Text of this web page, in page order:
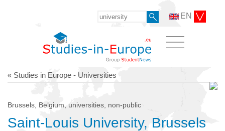
EN
« Studies in Europe - Universities
Brussels, Belgium, universities, non-public
Saint-Louis University, Brussels